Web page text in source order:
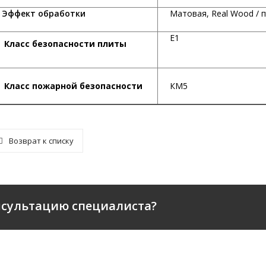
обработки Матовая, Real Wood /
Класс безопасности плиты
Е1
Класс пожарной безопасности КМ5
Возврат к списку
специалиста?